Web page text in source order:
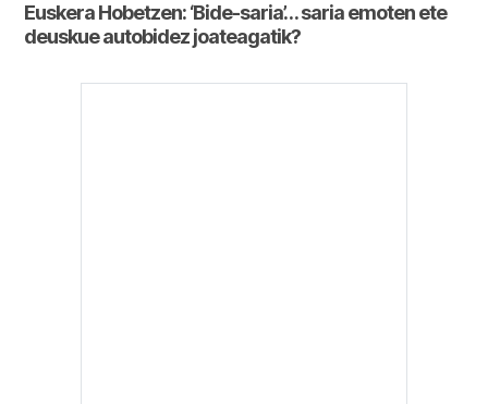
Euskera Hobetzen: ‘Bide-saria’… saria emoten ete
deuskue autobidez joateagatik?